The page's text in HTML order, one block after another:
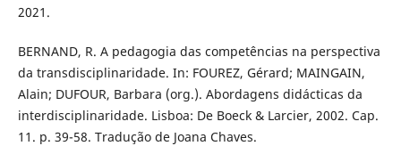
2021.
BERNAND, R. A pedagogia das competências na perspectiva
da transdisciplinaridade. In: FOUREZ, Gérard; MAINGAIN,
Alain; DUFOUR, Barbara (org.). Abordagens didácticas da
interdisciplinaridade. Lisboa: De Boeck & Larcier, 2002. Cap.
11. p. 39-58. Tradução de Joana Chaves.